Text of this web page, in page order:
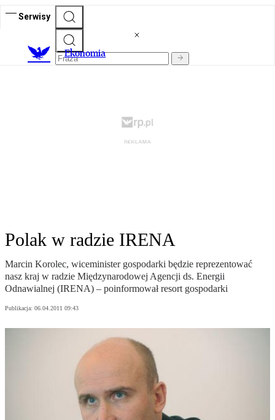
Serwisy
Ekonomia
Polak w radzie IRENA
Marcin Korolec, wiceminister gospodarki będzie reprezentować
nasz kraj w radzie Międzynarodowej Agencji ds. Energii
Odnawialnej (IRENA) – poinformował resort gospodarki
Publikacja: 06.04.2011 09:43